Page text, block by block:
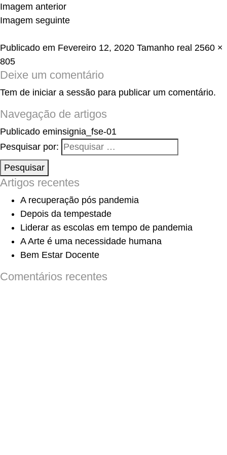
Imagem anterior
Imagem seguinte
Publicado em Fevereiro 12, 2020 Tamanho real 2560 ×
805
Deixe um comentário
Tem de iniciar a sessão para publicar um comentário.
Navegação de artigos
Publicado eminsignia_fse-01
Pesquisar por:
Pesquisar
Artigos recentes
A recuperação pós pandemia
Depois da tempestade
Liderar as escolas em tempo de pandemia
A Arte é uma necessidade humana
Bem Estar Docente
Comentários recentes